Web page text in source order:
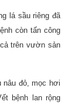
lá sầu riêng đã
còn tấn công
trên vườn sản
nâu đỏ, mọc hơi
bệnh lan rộng